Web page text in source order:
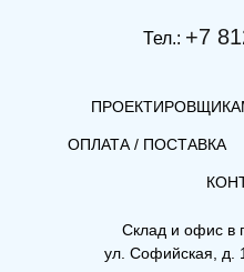
Рамо Компакт
Тел.: +7
ОПЛАТА / ПОСТАВКА
Склад и офис в
ул. Софийская, д.